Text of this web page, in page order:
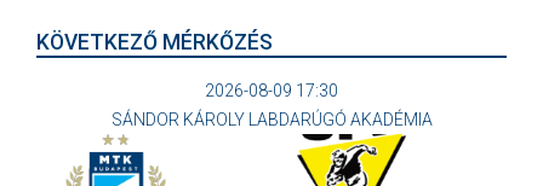
KÖVETKEZŐ MÉRKŐZÉS
2026-08-09 17:30
SÁNDOR KÁROLY LABDARÚGÓ AKADÉMIA